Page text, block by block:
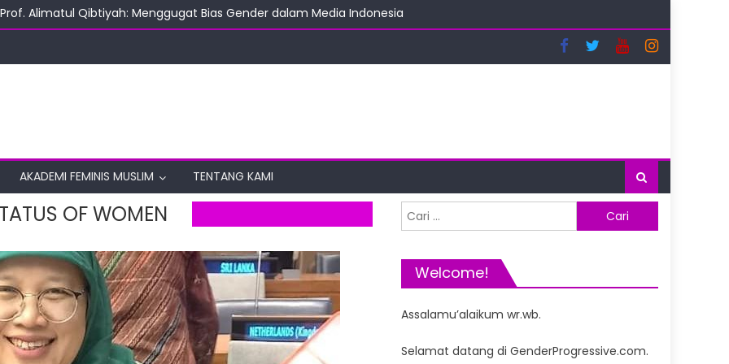
Alimatul Qibtiyah: Menggugat Bias Gender dalam Media Indonesia
Rumah Tangga di Indonesia
Perempuan: Mendesain Ulang Perlindungan Hak Reproduksi di Indonesia
AKADEMI FEMINIS MUSLIM TENTANG KAMI
OF WOMEN
Cari
untuk:
Welcome!
Assalamu’alaikum wr.wb.
Selamat datang di GenderProgressive.com.